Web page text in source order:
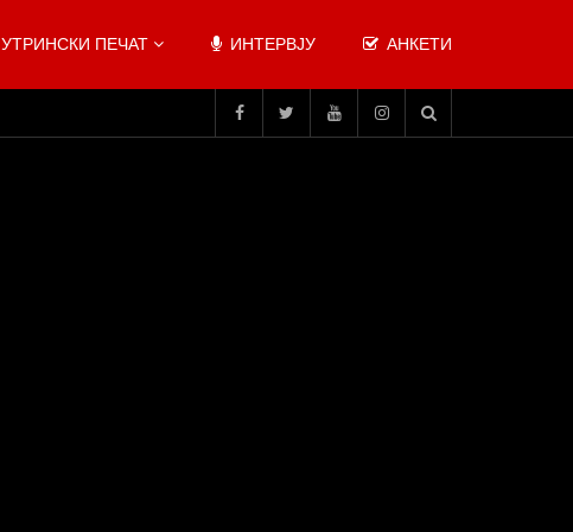
УТРИНСКИ ПЕЧАТ ИНТЕРВЈУ АНКЕТИ